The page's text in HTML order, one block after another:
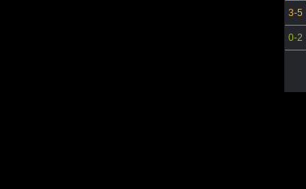
3-5
0-2